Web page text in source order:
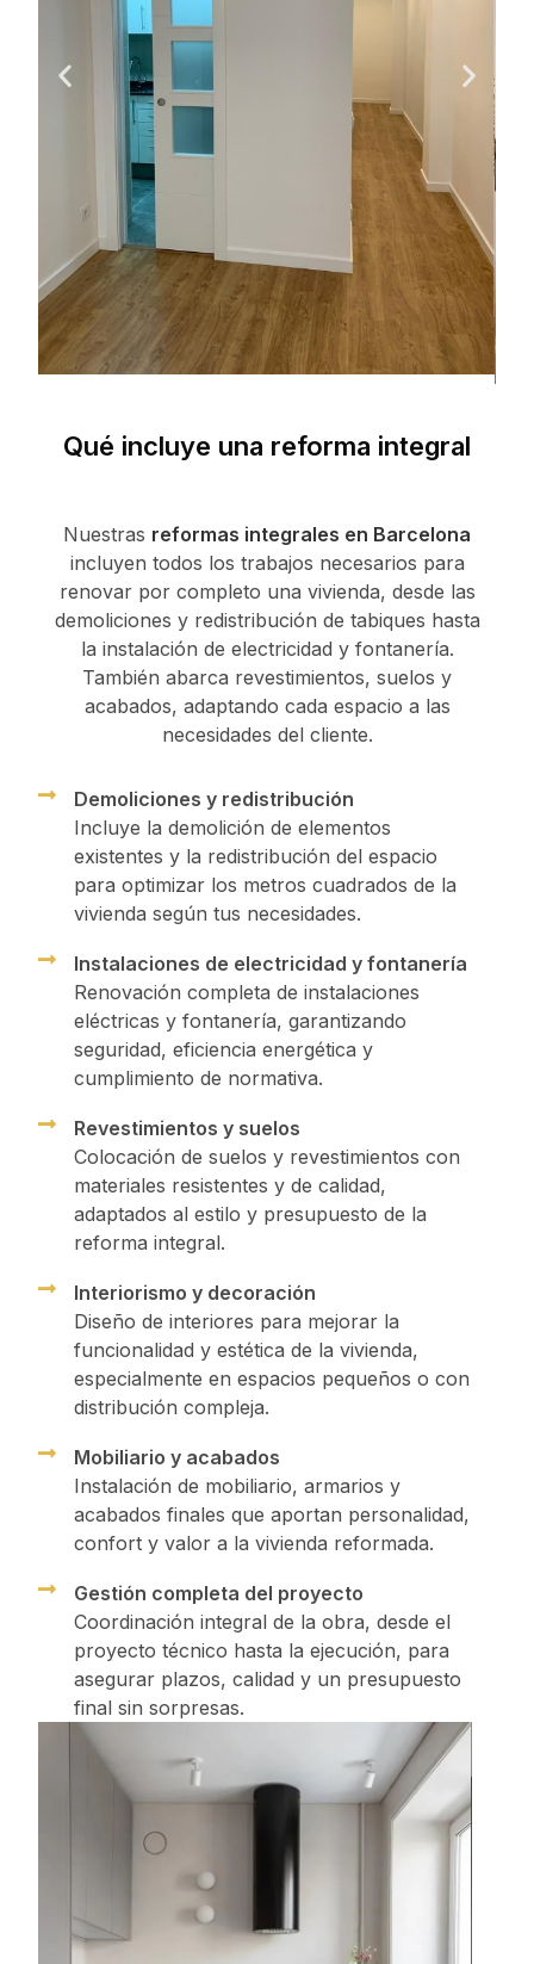
Qué incluye una reforma integral
Nuestras reformas integrales en Barcelona
incluyen todos los trabajos necesarios para
renovar por completo una vivienda, desde las
demoliciones y redistribución de tabiques hasta
la instalación de electricidad y fontanería.
También abarca revestimientos, suelos y
acabados, adaptando cada espacio a las
necesidades del cliente.
Demoliciones y redistribución
Incluye la demolición de elementos
existentes y la redistribución del espacio
para optimizar los metros cuadrados de la
vivienda según tus necesidades.
Instalaciones de electricidad y fontanería
Renovación completa de instalaciones
eléctricas y fontanería, garantizando
seguridad, eficiencia energética y
cumplimiento de normativa.
Revestimientos y suelos
Colocación de suelos y revestimientos con
materiales resistentes y de calidad,
adaptados al estilo y presupuesto de la
reforma integral.
Interiorismo y decoración
Diseño de interiores para mejorar la
funcionalidad y estética de la vivienda,
especialmente en espacios pequeños o con
distribución compleja.
Mobiliario y acabados
Instalación de mobiliario, armarios y
acabados finales que aportan personalidad,
confort y valor a la vivienda reformada.
Gestión completa del proyecto
Coordinación integral de la obra, desde el
proyecto técnico hasta la ejecución, para
asegurar plazos, calidad y un presupuesto
final sin sorpresas.